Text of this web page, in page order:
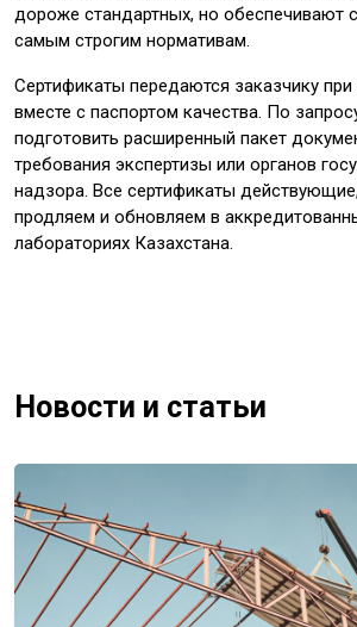
дороже стандартных, но обеспечивают
самым строгим нормативам.
Сертификаты передаются заказчику при
вместе с паспортом качества. По
подготовить расширенный пакет
требования экспертизы или органов
надзора. Все сертификаты
продляем и обновляем в
лабораториях Казахстана.
Новости и статьи